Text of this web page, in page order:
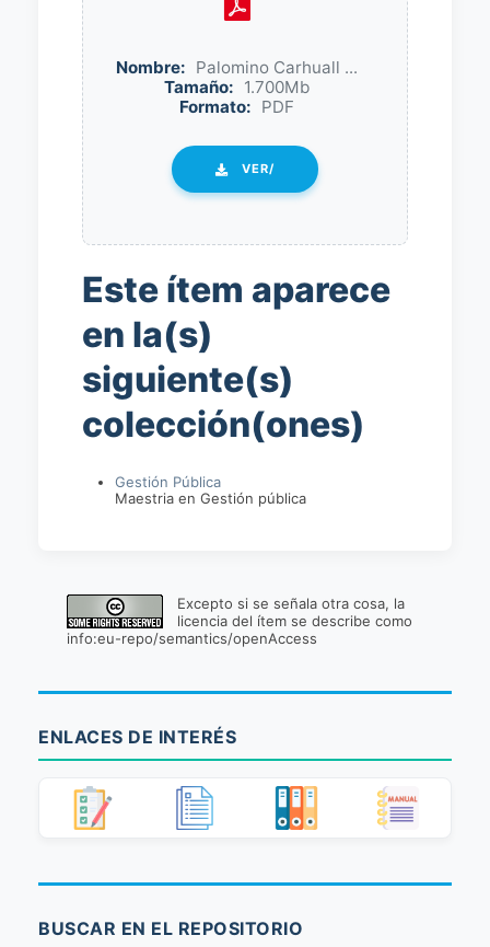
Nombre: Palomino Carhuall ...
Tamaño: 1.700Mb
Formato: PDF
VER/
Este ítem aparece
en la(s)
siguiente(s)
colección(ones)
Gestión Pública
Maestria en Gestión pública
Excepto si se señala otra cosa, la
licencia del ítem se describe como
info:eu-repo/semantics/openAccess
ENLACES DE INTERÉS
BUSCAR EN EL REPOSITORIO